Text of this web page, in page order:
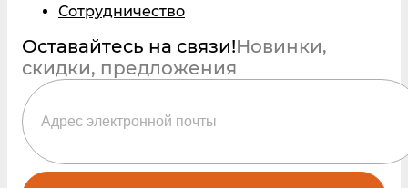
Сотрудничество
Оставайтесь на связи!Новинки,
скидки, предложения